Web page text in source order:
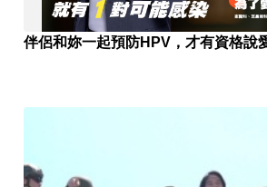
伴侶和妳一起預防HPV，才有資格說